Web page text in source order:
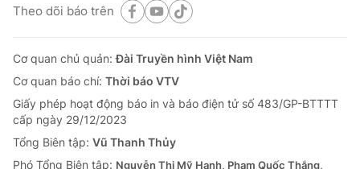
Theo dõi báo trên
Cơ quan chủ quản:Đài Truyền hình Việt Nam
Cơ quan báo chí: Thời báo VTV
Giấy phép hoạt động báo in và báo điện tử số 483/GP-BTTTT
cấp ngày 29/12/2023
Tổng Biên tập: Vũ Thanh Thủy
Phó Tổng Biên tập: Nguyễn Thị Mỹ Hạnh, Phạm Quốc Thắng,